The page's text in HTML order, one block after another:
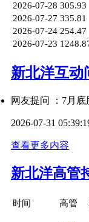
2026-07-28 305.93
2026-07-27 335.81
2026-07-24 254.47
2026-07-23
新北洋互动
网友提问 ：7月底
2026-07-31
查看更多内容
新北洋高管
时间 高管